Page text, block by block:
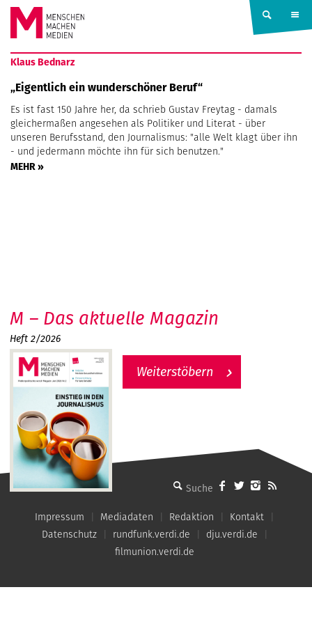
Springe zum Inhalt
MENSCHEN
MACHEN
MEDIEN
Klaus Bednarz
„Eigentlich ein wunderschöner Beruf“
Es ist fast 150 Jahre her, da schrieb Gustav Freytag - damals
gleichermaßen angesehen als Politiker und Literat - über
unseren Berufsstand, den Journalismus: "alle Welt klagt über ihn
- und jedermann möchte ihn für sich benutzen."
MEHR »
MMM - Menschen machen Medien
M – Das aktuelle Magazin
Heft 2/2026
Weiterstöbern
Impressum Mediadaten Redaktion
Kontakt
Datenschutz
rundfunk.verdi.de
dju.verdi.de
filmunion.verdi.de